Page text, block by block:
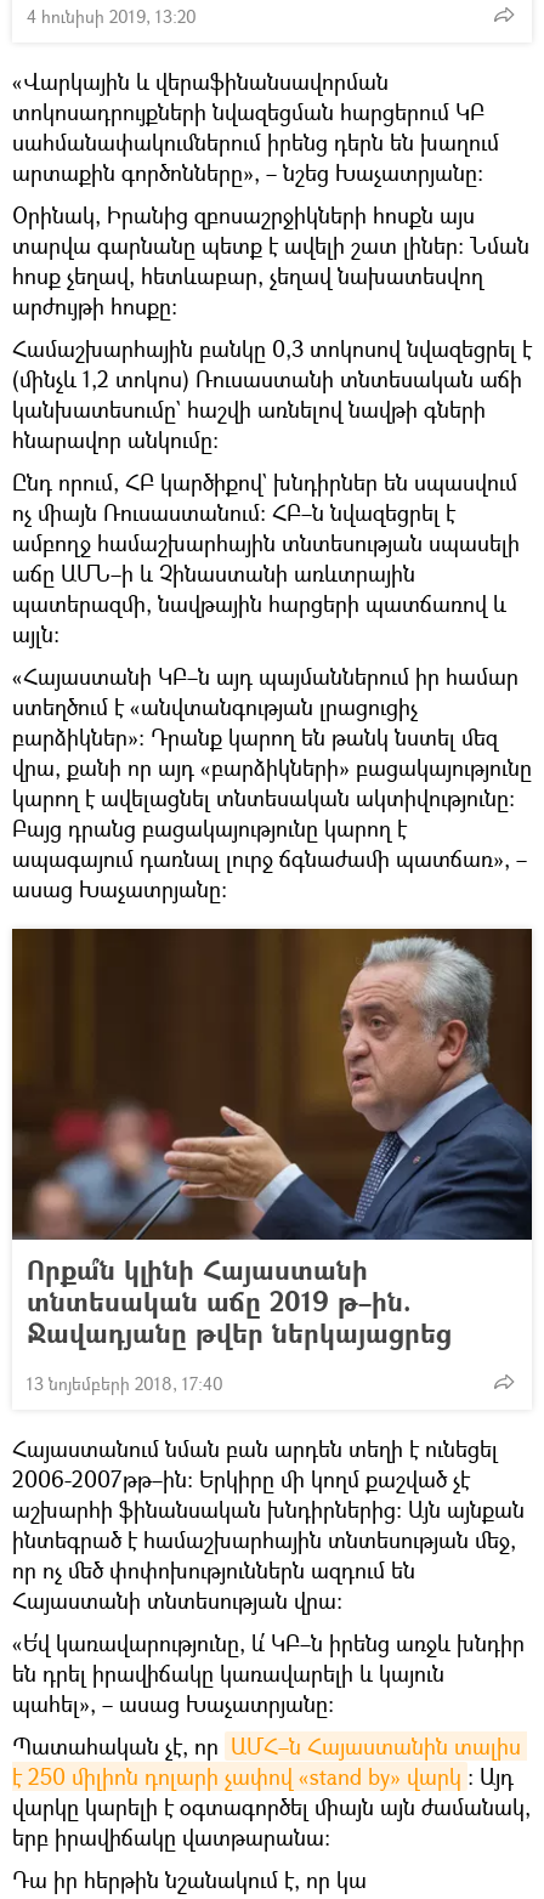
4 հունիսի 2019, 13:20
«Վարկային և վերաֆինանսավորման
տոկոսադրույքների նվազեցման հարցերում ԿԲ
սահմանափակումներում իրենց դերն են խաղում
արտաքին գործոնները», – նշեց Խաչատրյանը։
Օրինակ, Իրանից զբոսաշրջիկների հոսքն այս
տարվա գարնանը պետք է ավելի շատ լիներ։ Նման
հոսք չեղավ, հետևաբար, չեղավ նախատեսվող
արժույթի հոսքը։
Համաշխարհային բանկը 0,3 տոկոսով նվազեցրել է
(մինչև 1,2 տոկոս) Ռուսաստանի տնտեսական աճի
կանխատեսումը` հաշվի առնելով նավթի գների
հնարավոր անկումը։
Ընդ որում, ՀԲ կարծիքով` խնդիրներ են սպասվում
ոչ միայն Ռուսաստանում։ ՀԲ–ն նվազեցրել է
ամբողջ համաշխարհային տնտեսության սպասելի
աճը ԱՄՆ–ի և Չինաստանի առևտրային
պատերազմի, նավթային հարցերի պատճառով և
այլն։
«Հայաստանի ԿԲ–ն այդ պայմաններում իր համար
ստեղծում է «անվտանգության լրացուցիչ
բարձիկներ»։ Դրանք կարող են թանկ նստել մեզ
վրա, քանի որ այդ «բարձիկների» բացակայությունը
կարող է ավելացնել տնտեսական ակտիվությունը։
Բայց դրանց բացակայությունը կարող է
ապագայում դառնալ լուրջ ճգնաժամի պատճառ», –
ասաց Խաչատրյանը։
Որքա՞ն կլինի Հայաստանի
տնտեսական աճը 2019 թ–ին.
Ջավադյանը թվեր ներկայացրեց
13 նոյեմբերի 2018, 17:40
Հայաստանում նման բան արդեն տեղի է ունեցել
2006-2007թթ–ին։ Երկիրը մի կողմ քաշված չէ
աշխարհի ֆինանսական խնդիրներից։ Այն այնքան
ինտեգրած է համաշխարհային տնտեսության մեջ,
որ ոչ մեծ փոփոխություններն ազդում են
Հայաստանի տնտեսության վրա։
«Ե՛վ կառավարությունը, և՛ ԿԲ–ն իրենց առջև խնդիր
են դրել իրավիճակը կառավարելի և կայուն
պահել», – ասաց Խաչատրյանը։
Պատահական չէ, որ ԱՄՀ–ն Հայաստանին տալիս
է 250 միլիոն դոլարի չափով «stand by» վարկ ։ Այդ
վարկը կարելի է օգտագործել միայն այն ժամանակ,
երբ իրավիճակը վատթարանա։
Դա իր հերթին նշանակում է, որ կա